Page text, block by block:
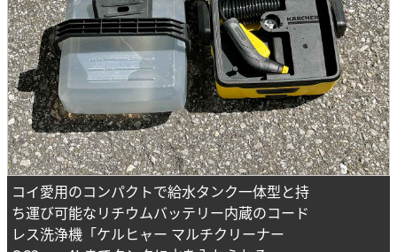
コイ愛用のコンパクトで給水タンク一体型と持
ち運び可能なリチウムバッテリー内蔵のコード
レス洗浄機「ケルヒャー マルチクリーナー